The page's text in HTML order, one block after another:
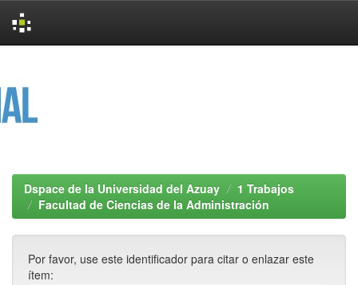
Dspace de la Universidad del Azuay
1 Trabajos
Facultad de Ciencias de la Administración
Por favor, use este identificador para citar o enlazar este
ítem: